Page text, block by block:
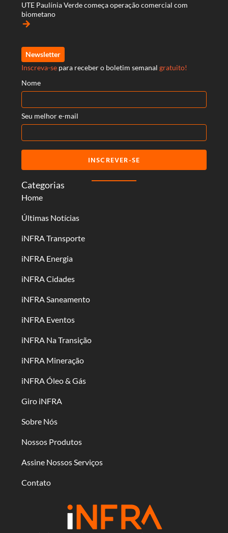
Categorias
Home
Últimas Notícias
iNFRA Transporte
iNFRA Energia
iNFRA Cidades
iNFRA Saneamento
iNFRA Eventos
iNFRA Na Transição
iNFRA Mineração
iNFRA Óleo & Gás
Giro iNFRA
Sobre Nós
Nossos Produtos
Assine Nossos Serviços
Contato
UTE Paulínia Verde começa operação comercial com
biometano
arrow_forward
Newsletter
Inscreva-se para receber o boletim semanal gratuito!
Nome
Seu melhor e-mail
INSCREVER-SE